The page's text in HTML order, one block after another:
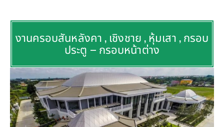
งานครอบสันหลังคา , เชิงชาย , หุ้มเสา , กรอบ
ประตู – กรอบหน้าต่าง